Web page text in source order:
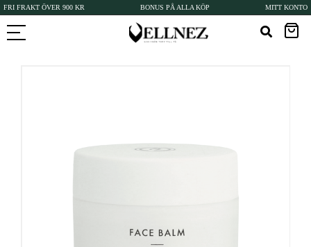
FRI FRAKT ÖVER 900 KR BONUS PÅ ALLA KÖP MITT KONTO